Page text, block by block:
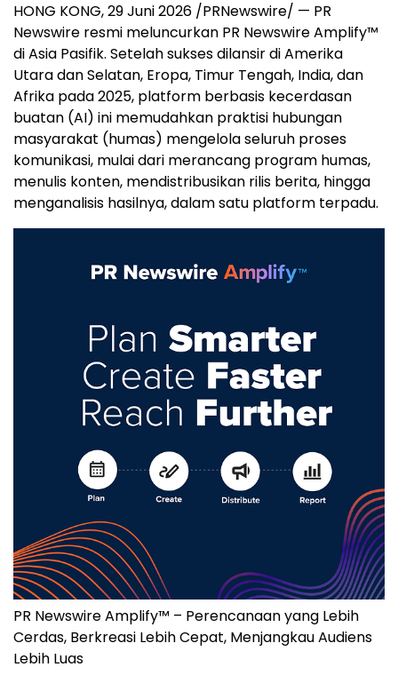
HONG KONG, 29 Juni 2026 /PRNewswire/ — PR
Newswire resmi meluncurkan PR Newswire Amplify™
di Asia Pasifik. Setelah sukses dilansir di Amerika
Utara dan Selatan, Eropa, Timur Tengah, India, dan
Afrika pada 2025, platform berbasis kecerdasan
buatan (AI) ini memudahkan praktisi hubungan
masyarakat (humas) mengelola seluruh proses
komunikasi, mulai dari merancang program humas,
menulis konten, mendistribusikan rilis berita, hingga
menganalisis hasilnya, dalam satu platform terpadu.
PR Newswire Amplify™ – Perencanaan yang Lebih
Cerdas, Berkreasi Lebih Cepat, Menjangkau Audiens
Lebih Luas